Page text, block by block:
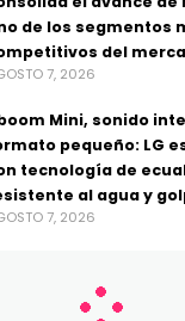
de los segmentos
del
7, 2026
Mini, sonido
pequeño: LG
tecnología de
al agua y
7, 2026